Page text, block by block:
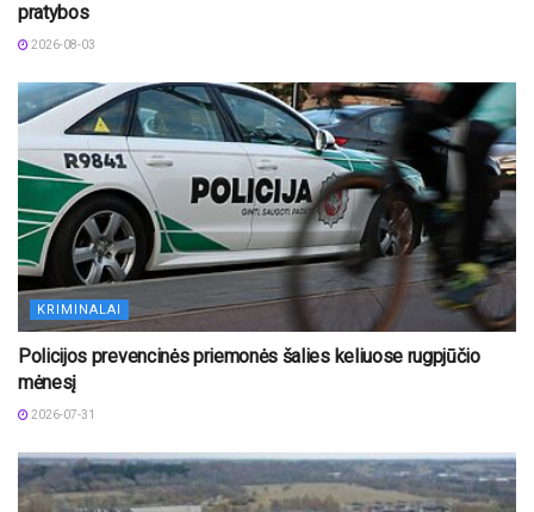
pratybos
2026-08-03
KRIMINALAI
Policijos prevencinės priemonės šalies keliuose rugpjūčio
mėnesį
2026-07-31